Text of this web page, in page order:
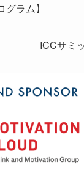
ラム】
ICCサミ